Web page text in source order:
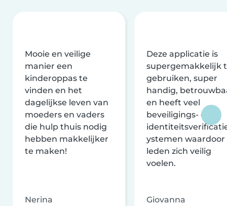
Mooie en veilige
manier een
kinderoppas te
vinden en het
dagelijkse leven van
moeders en vaders
die hulp thuis nodig
hebben makkelijker
te maken!
Nerina
Deze applicatie is
supergemakkelijk
gebruiken, super
handig,
en heeft veel
beveiligings- en
ystemen waardoor
leden zich veilig
voelen.
Giovanna